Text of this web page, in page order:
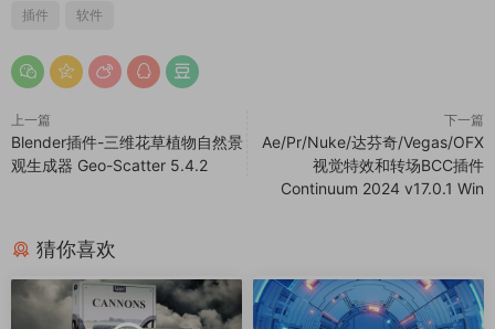
插件
软件
上一篇
Blender插件-三维花草植物自然景
观生成器 Geo-Scatter 5.4.2
下一篇
Ae/Pr/Nuke/达芬奇/Vegas/OFX
视觉特效和转场BCC插件
Continuum 2024 v17.0.1 Win
猜你喜欢